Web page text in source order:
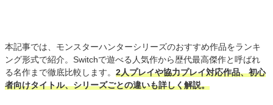
本記事では、モンスターハンターシリーズのおすすめ作品をランキ
ング形式で紹介。Switchで遊べる人気作から歴代最高傑作と呼ばれ
る名作まで徹底比較します。 2人プレイや協力プレイ対応作品、初心
者向けタイトル、シリーズごとの違いも詳しく解説。